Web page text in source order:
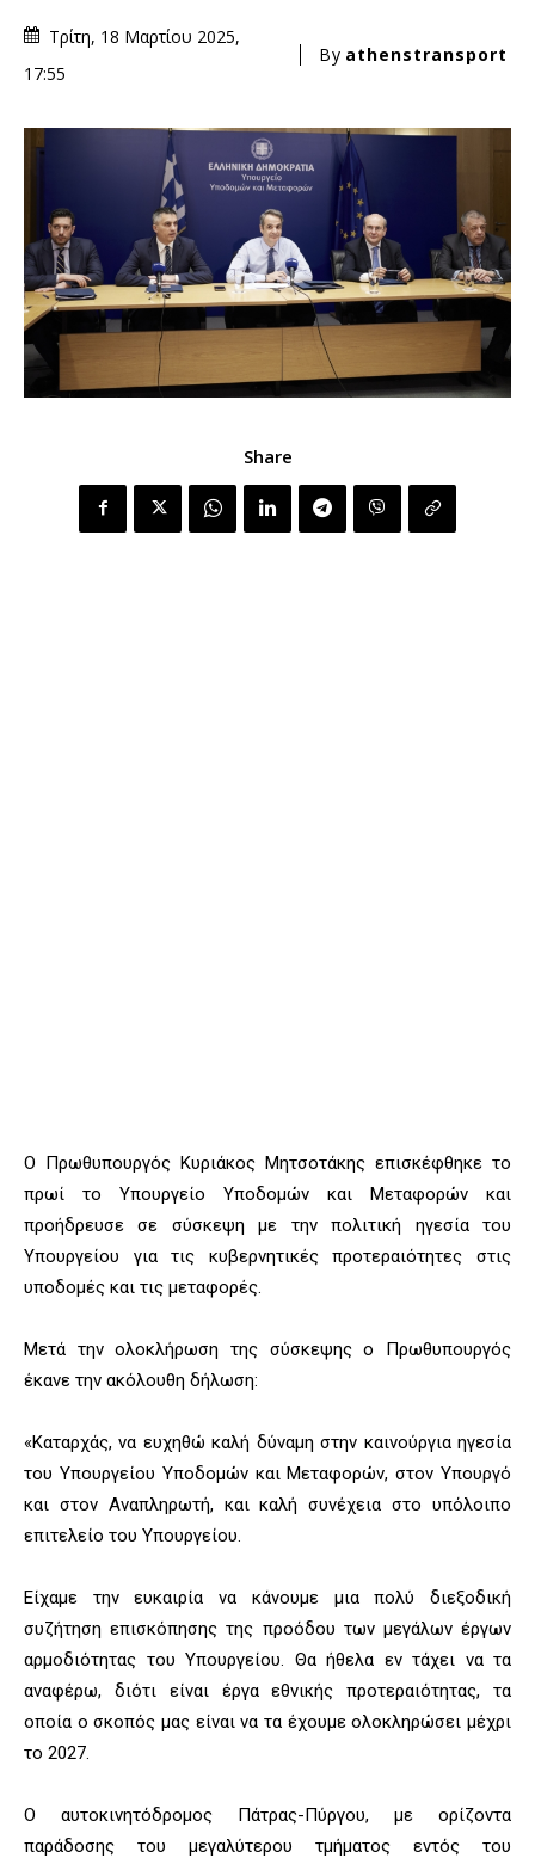
Τρίτη, 18 Μαρτίου 2025,
17:55
By athenstransport
Share
Ο Πρωθυπουργός Κυριάκος Μητσοτάκης επισκέφθηκε το
πρωί το Υπουργείο Υποδομών και Μεταφορών και
προήδρευσε σε σύσκεψη με την πολιτική ηγεσία του
Υπουργείου για τις κυβερνητικές προτεραιότητες στις
υποδομές και τις μεταφορές.
Μετά την ολοκλήρωση της σύσκεψης ο Πρωθυπουργός
έκανε την ακόλουθη δήλωση:
«Καταρχάς, να ευχηθώ καλή δύναμη στην καινούργια ηγεσία
του Υπουργείου Υποδομών και Μεταφορών, στον Υπουργό
και στον Αναπληρωτή, και καλή συνέχεια στο υπόλοιπο
επιτελείο του Υπουργείου.
Είχαμε την ευκαιρία να κάνουμε μια πολύ διεξοδική
συζήτηση επισκόπησης της προόδου των μεγάλων έργων
αρμοδιότητας του Υπουργείου. Θα ήθελα εν τάχει να τα
αναφέρω, διότι είναι έργα εθνικής προτεραιότητας, τα
οποία ο σκοπός μας είναι να τα έχουμε ολοκληρώσει μέχρι
το 2027.
Ο αυτοκινητόδρομος Πάτρας-Πύργου, με ορίζοντα
παράδοσης του μεγαλύτερου τμήματος εντός του